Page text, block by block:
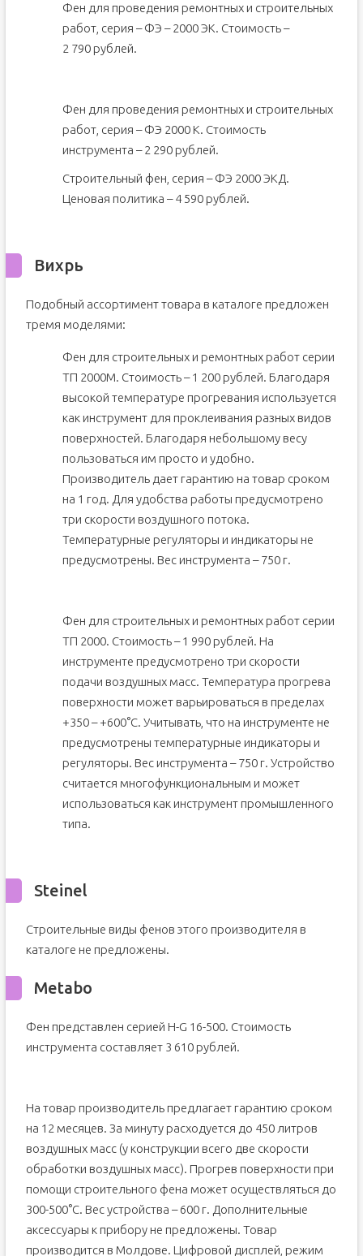
Фен для проведения ремонтных и строительных
работ, серия – ФЭ – 2000 ЭК. Стоимость –
2 790 рублей.
Фен для проведения ремонтных и строительных
работ, серия – ФЭ 2000 К. Стоимость
инструмента – 2 290 рублей.
Строительный фен, серия – ФЭ 2000 ЭКД.
Ценовая политика – 4 590 рублей.
Вихрь
Подобный ассортимент товара в каталоге предложен
тремя моделями:
Фен для строительных и ремонтных работ серии
ТП 2000М. Стоимость – 1 200 рублей. Благодаря
высокой температуре прогревания используется
как инструмент для проклеивания разных видов
поверхностей. Благодаря небольшому весу
пользоваться им просто и удобно.
Производитель дает гарантию на товар сроком
на 1 год. Для удобства работы предусмотрено
три скорости воздушного потока.
Температурные регуляторы и индикаторы не
предусмотрены. Вес инструмента – 750 г.
Фен для строительных и ремонтных работ серии
ТП 2000. Стоимость – 1 990 рублей. На
инструменте предусмотрено три скорости
подачи воздушных масс. Температура прогрева
поверхности может варьироваться в пределах
+350 – +600°С. Учитывать, что на инструменте не
предусмотрены температурные индикаторы и
регуляторы. Вес инструмента – 750 г. Устройство
считается многофункциональным и может
использоваться как инструмент промышленного
типа.
Steinel
Строительные виды фенов этого производителя в
каталоге не предложены.
Metabo
Фен представлен серией H-G 16-500. Стоимость
инструмента составляет 3 610 рублей.
На товар производитель предлагает гарантию сроком
на 12 месяцев. За минуту расходуется до 450 литров
воздушных масс (у конструкции всего две скорости
обработки воздушных масс). Прогрев поверхности при
помощи строительного фена может осуществляться до
300-500°С. Вес устройства – 600 г. Дополнительные
аксессуары к прибору не предложены. Товар
производится в Молдове. Цифровой дисплей, режим